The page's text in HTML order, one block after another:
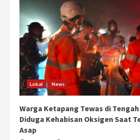
Lokal News
Warga Ketapang Tewas di
Diduga Kehabisan Oksigen Saat
Asap